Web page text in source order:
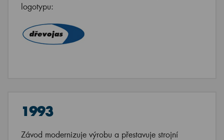
logotypu:
1993
Závod modernizuje výrobu a přestavuje strojní